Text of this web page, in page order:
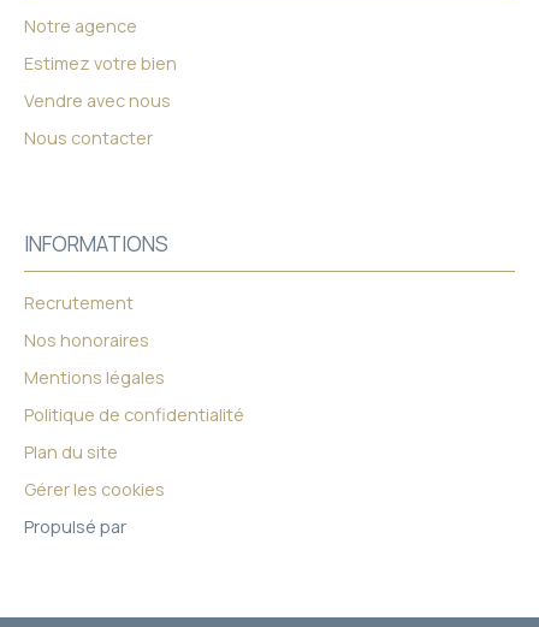
Notre agence
Estimez votre bien
Vendre avec nous
Nous contacter
INFORMATIONS
Recrutement
Nos honoraires
Mentions légales
Politique de confidentialité
Plan du site
Gérer les cookies
Propulsé par